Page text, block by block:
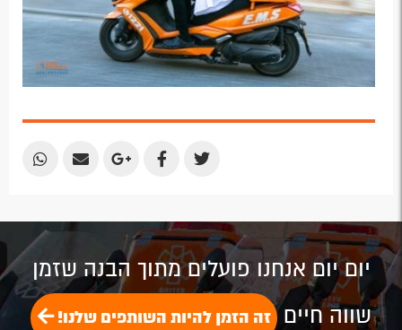
Share
Share
Share
Share
Share
יום יום אנחנו פועלים מתוך הבנה שזמן
שווה חיים זה הזמן להיות השותפים שלנו!